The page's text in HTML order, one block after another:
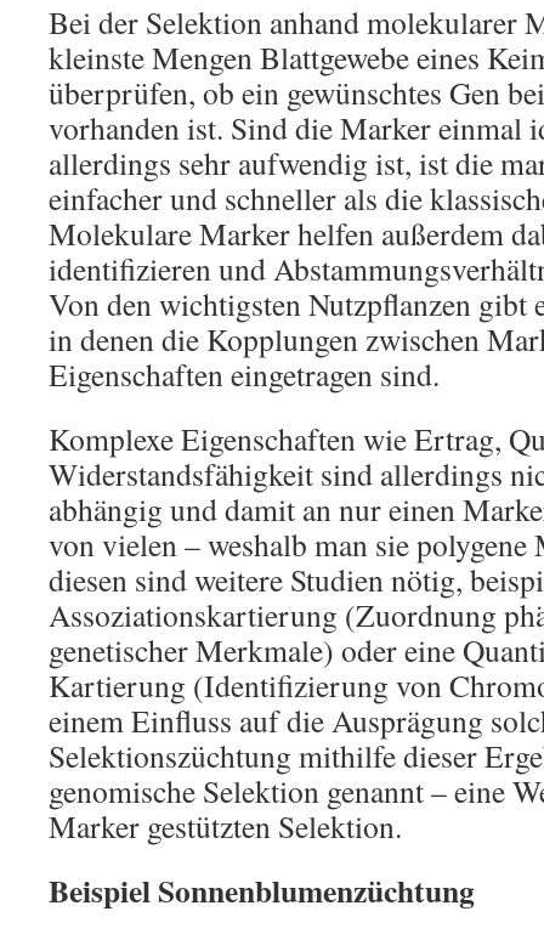
Bei der Selektion anhand molekularer
kleinste Mengen Blattgewebe eines
überprüfen, ob ein gewünschtes Gen
vorhanden ist. Sind die Marker einmal
allerdings sehr aufwendig ist, ist die
einfacher und schneller als die
Molekulare Marker helfen außerdem
identifizieren und
Von den wichtigsten Nutzpflanzen gibt
in denen die Kopplungen zwischen
Eigenschaften eingetragen sind.
Komplexe Eigenschaften wie Ertrag,
Widerstandsfähigkeit sind allerdings
abhängig und damit an nur einen
von vielen – weshalb man sie
diesen sind weitere Studien nötig,
Assoziationskartierung (Zuordnung
genetischer Merkmale) oder eine
Kartierung (Identifizierung von
einem Einfluss auf die Ausprägung
Selektionszüchtung mithilfe dieser
genomische Selektion genannt – eine
Marker gestützten Selektion.
Beispiel Sonnenblumenzüchtung